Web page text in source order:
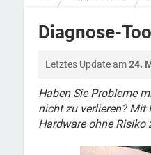
Diagnose-
Letztes Update am24.
Haben Sie Probleme
nicht zu verlieren?
Hardware ohne Risiko